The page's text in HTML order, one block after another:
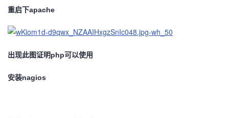
重启下apache
出现此图证明php可以使用
安装nagios